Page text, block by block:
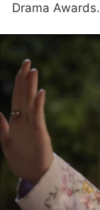
Drama Awards.